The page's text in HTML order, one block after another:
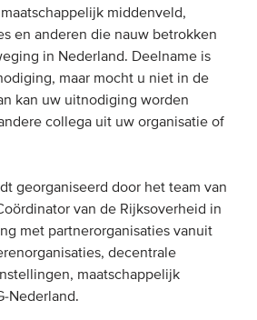
middenveld,
en anderen die nauw betrokken
in Nederland. Deelname is
maar mocht u niet in de
kan uw uitnodiging worden
collega uit uw organisatie of
georganiseerd door het team van
van de Rijksoverheid in
met partnerorganisaties vanuit
decentrale
maatschappelijk
Nederland.